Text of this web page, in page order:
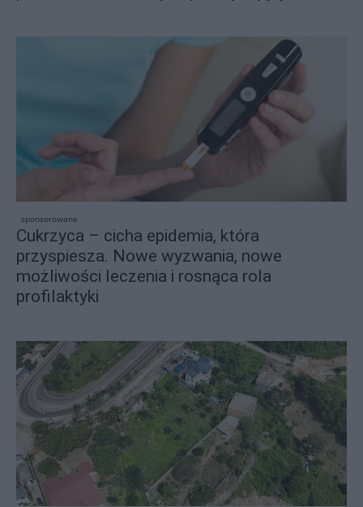
sponsorowane
Cukrzyca – cicha epidemia, która
przyspiesza. Nowe wyzwania, nowe
możliwości leczenia i rosnąca rola
profilaktyki